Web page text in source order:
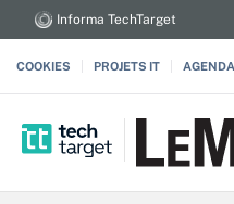
Informa TechTarget
COOKIES PROJETS IT